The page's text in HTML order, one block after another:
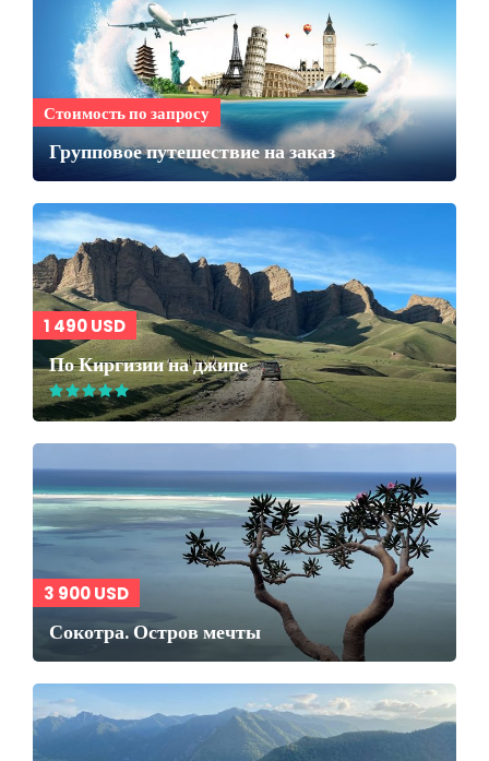
Стоимость по запросу
Групповое путешествие на заказ
1 490 USD
По Киргизии на джипе
3 900 USD
Сокотра. Остров мечты